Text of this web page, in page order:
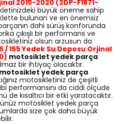
2015-2020 (2DP-F1871-
büyük öneme sahip
bulunan ve en önemsiz
dahi sürüş konforunda
çıkışlı bir performans ve
olsun arzusun da
/ 155 Yedek Su Deposu Orjinal
motosiklet yedek parça
bir ihtiyaç olacaktır.
motosiklet yedek parça
motosikletiniz de çeşitli
performansını da ciddi ölçüde
de kısaltıcı bir etki yaratacaktır.
motosiklet yedek parça
size çok daha büyük